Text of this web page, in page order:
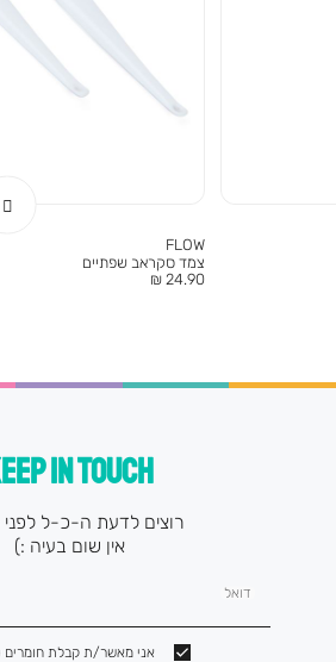
FLOW
צמד סקראב שפתיים
מחיר
24.90 ₪
IN TOUCH
רוצים לדעת ה-כ-ל לפני
אין שום בעיה :)
דואל
אני מאשר/ת קבלת חומרים